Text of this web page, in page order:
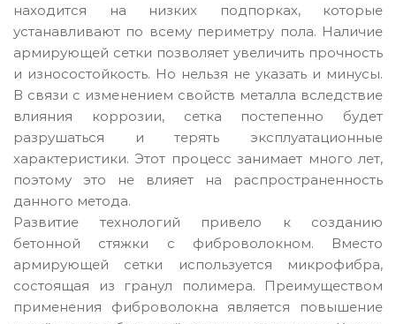
находится на низких подпорках, которые
устанавливают по всему периметру пола. Наличие
армирующей сетки позволяет увеличить прочность
и износостойкость. Но нельзя не указать и минусы.
В связи с изменением свойств металла вследствие
влияния коррозии, сетка постепенно будет
разрушаться и терять эксплуатационные
характеристики. Этот процесс занимает много лет,
поэтому это не влияет на распространенность
данного метода.
Развитие технологий привело к созданию
бетонной стяжки с фиброволокном. Вместо
армирующей сетки используется микрофибра,
состоящая из гранул полимера. Преимуществом
применения фиброволокна является повышение